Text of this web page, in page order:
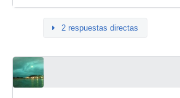
2 respuestas directas